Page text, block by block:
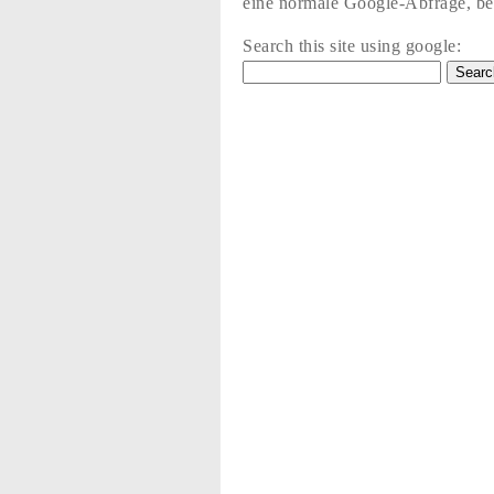
Search this site using google: